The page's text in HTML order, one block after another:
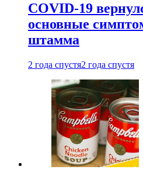
COVID-19
основные
штамма
2 года спустя2 года спустя